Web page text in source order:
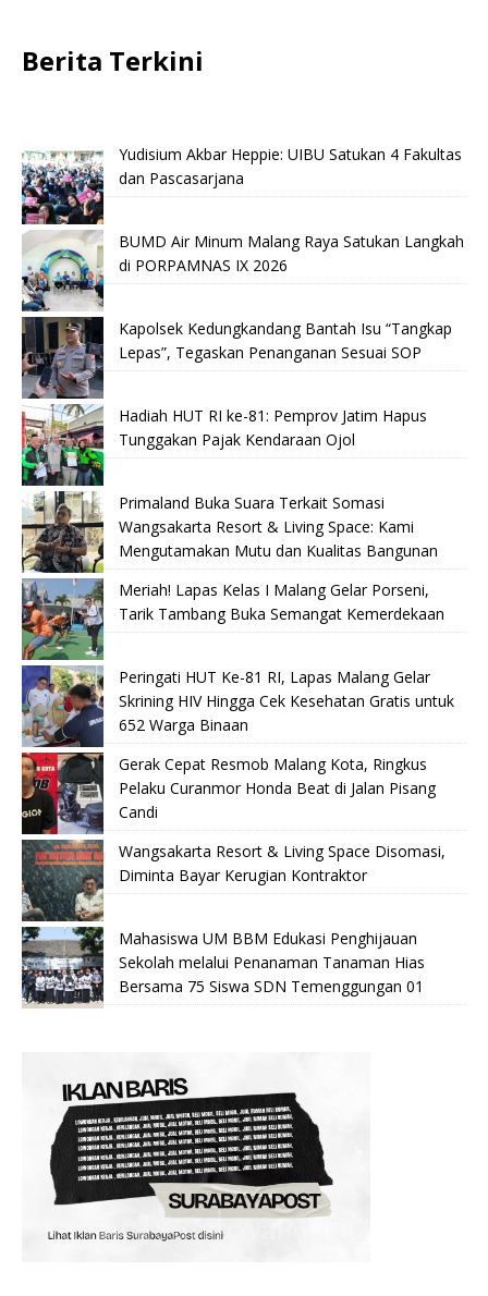
Berita Terkini
Yudisium Akbar Heppie: UIBU Satukan 4 Fakultas
dan Pascasarjana
BUMD Air Minum Malang Raya Satukan Langkah
di PORPAMNAS IX 2026
Kapolsek Kedungkandang Bantah Isu “Tangkap
Lepas”, Tegaskan Penanganan Sesuai SOP
Hadiah HUT RI ke-81: Pemprov Jatim Hapus
Tunggakan Pajak Kendaraan Ojol
Primaland Buka Suara Terkait Somasi
Wangsakarta Resort & Living Space: Kami
Mengutamakan Mutu dan Kualitas Bangunan
Meriah! Lapas Kelas I Malang Gelar Porseni,
Tarik Tambang Buka Semangat Kemerdekaan
Peringati HUT Ke-81 RI, Lapas Malang Gelar
Skrining HIV Hingga Cek Kesehatan Gratis untuk
652 Warga Binaan
Gerak Cepat Resmob Malang Kota, Ringkus
Pelaku Curanmor Honda Beat di Jalan Pisang
Candi
Wangsakarta Resort & Living Space Disomasi,
Diminta Bayar Kerugian Kontraktor
Mahasiswa UM BBM Edukasi Penghijauan
Sekolah melalui Penanaman Tanaman Hias
Bersama 75 Siswa SDN Temenggungan 01